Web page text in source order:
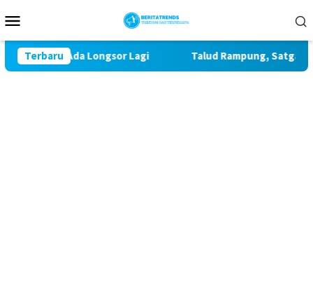
ke
Mobile
Terbaru
Ada Longsor Lagi Talud Rampung, Satgas TMMD